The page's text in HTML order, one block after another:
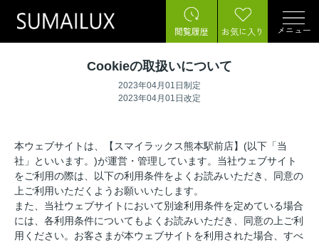
閲覧履歴 お気に入り メニュー
Cookieの取扱いについて
2023年04月01日制定
2023年04月01日改定
本ウェブサイトは、【スマイラックス熊本駅前店】(以下「当
社」といいます。)が運営・管理しています。当社ウェブサイト
をご利用の際は、以下の利用条件をよくお読みいただき、同意の
上ご利用いただくようお願いいたします。
また、当社ウェブサイトにおいて別途利用条件を定めている場合
には、各利用条件についてもよくお読みいただき、同意の上ご利
用ください。お客さまが本ウェブサイトを利用された場合、すべ